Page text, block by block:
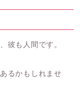
彼も人間です。
るかもしれませ